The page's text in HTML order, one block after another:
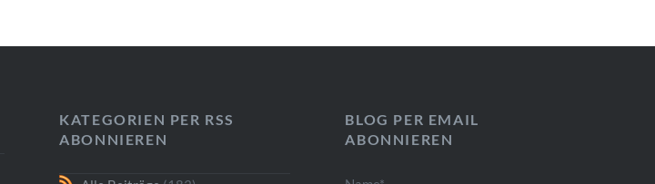
KATEGORIEN PER RSS
ABONNIEREN
BLOG PER EMAIL
ABONNIEREN